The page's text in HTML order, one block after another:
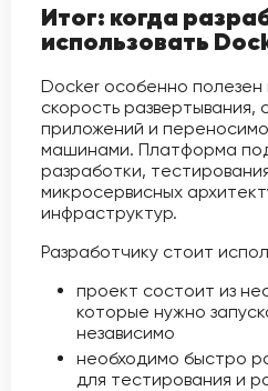
Итог: когда
использовать
Docker особенно полезен
скорость развертывания,
приложений и
машинами. Платформа
разработки,
микросервисных
инфраструктур.
Разработчику стоит
проект состоит из
которые нужно
независимо
необходимо быстро
для тестирования и